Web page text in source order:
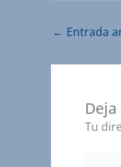
← Entrada
Tu